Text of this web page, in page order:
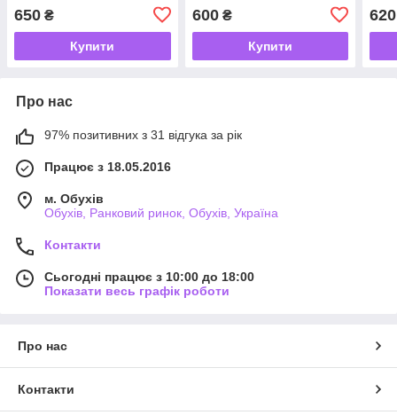
650 ₴
Купити
600₴
Купити
620
Про нас
97% позитивних з 31 відгука за рік
Працює з 18.05.2016
м. Обухів
Обухів, Ранковий ринок, Обухів, Україна
Контакти
Сьогодні працює з 10:00 до 18:00
Показати весь графік роботи
Про нас
Контакти